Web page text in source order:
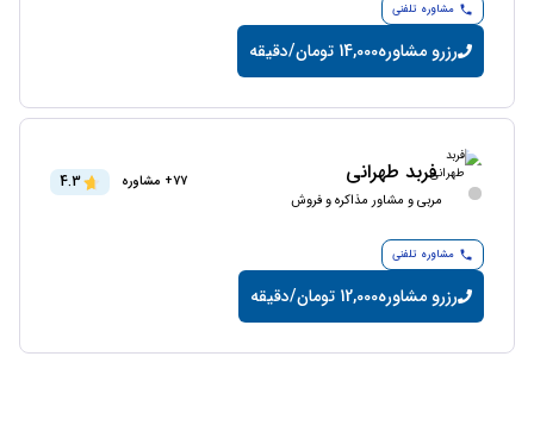
مشاوره تلفنی
رزرو مشاوره14,000 تومان/دقیقه
فربد طهرانی
مربی و مشاور مذاکره و فروش
77+ مشاوره 4.3
مشاوره تلفنی
رزرو مشاوره12,000 تومان/دقیقه